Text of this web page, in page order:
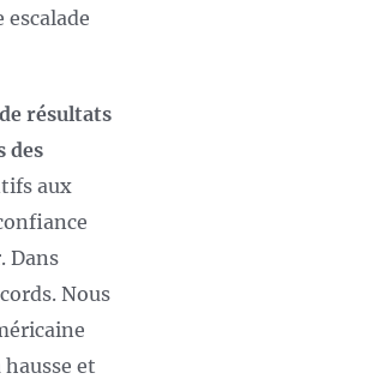
résultats
des
aux
Dans
Nous
et